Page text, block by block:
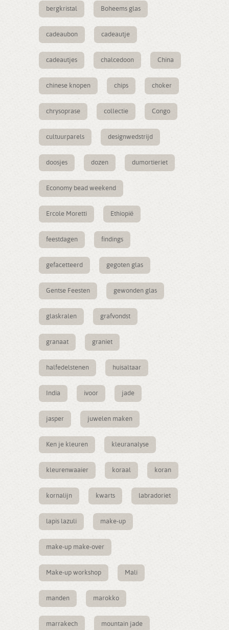
bergkristal Boheems glas
cadeaubon cadeautje
cadeautjes chalcedoon China
chinese knopen chips choker
chrysoprase collectie Congo
cultuurparels designwedstrijd
doosjes dozen dumortieriet
Economy bead weekend
Ercole Moretti Ethiopië
feestdagen findings
gefacetteerd gegoten glas
Gentse Feesten gewonden glas
glaskralen grafvondst
granaat graniet
halfedelstenen huisaltaar
India ivoor jade
jasper juwelen maken
Ken je kleuren kleuranalyse
kleurenwaaier koraal koran
kornalijn kwarts labradoriet
lapis lazuli make-up
make-up make-over
Make-up workshop Mali
manden marokko
marrakech mountain jade